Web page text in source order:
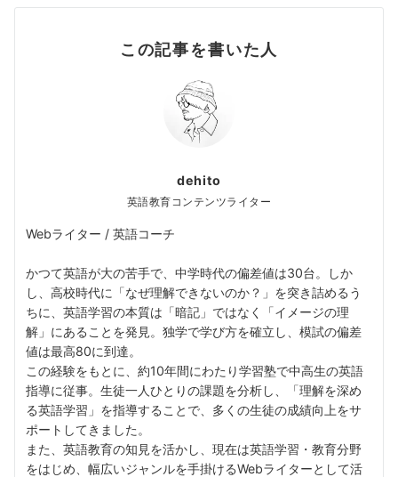
この記事を書いた人
dehito
英語教育コンテンツライター
Webライター / 英語コーチ
かつて英語が大の苦手で、中学時代の偏差値は30台。しか
し、高校時代に「なぜ理解できないのか？」を突き詰めるう
ちに、英語学習の本質は「暗記」ではなく「イメージの理
解」にあることを発見。独学で学び方を確立し、模試の偏差
値は最高80に到達。
この経験をもとに、約10年間にわたり学習塾で中高生の英語
指導に従事。生徒一人ひとりの課題を分析し、「理解を深め
る英語学習」を指導することで、多くの生徒の成績向上をサ
ポートしてきました。
また、英語教育の知見を活かし、現在は英語学習・教育分野
をはじめ、幅広いジャンルを手掛けるWebライターとして活